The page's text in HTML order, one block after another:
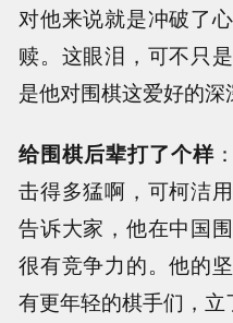
对他来说就是冲破了
赎。这眼泪，可不只
是他对围棋这爱好的深
给围棋后辈打了个样
击得多猛啊，可柯洁
告诉大家，他在中国
很有竞争力的。他的
有更年轻的棋手们，立